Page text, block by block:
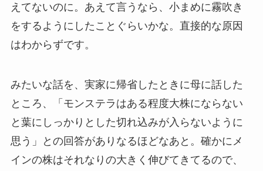
えてないのに。あえて言うなら、小まめに霧吹き
をするようにしたことぐらいかな。直接的な原因
はわからずです。
みたいな話を、実家に帰省したときに母に話した
ところ、「モンステラはある程度大株にならない
と葉にしっかりとした切れ込みが入らないように
思う」との回答がありなるほどなあと。確かにメ
インの株はそれなりの大きく伸びてきてるので、